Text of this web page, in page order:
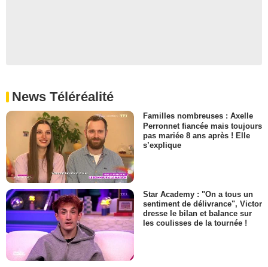
News Téléréalité
Familles nombreuses : Axelle
Perronnet fiancée mais toujours
pas mariée 8 ans après ! Elle
s’explique
Star Academy : "On a tous un
sentiment de délivrance", Victor
dresse le bilan et balance sur
les coulisses de la tournée !